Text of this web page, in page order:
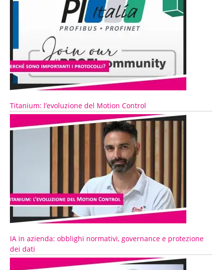
Titanium: l’evoluzione del Motion Control
IA in azienda: obblighi normativi, governance e protezione
dei dati